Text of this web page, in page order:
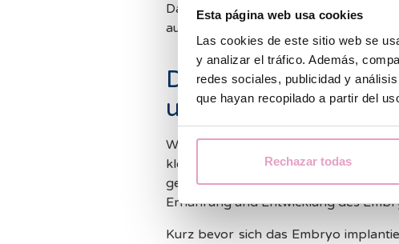
Esta página web usa cookies
Las cookies de este sitio web se
y analizar el tráfico. Además,
redes sociales, publicidad y
que hayan recopilado a partir del
Rechazar todas
Daher liefert uns die Epigenetik der
aus einer Eizellenspende geborene
Die Beziehung
und dem Embryo
Während der Anfangsphase der
kleine Ribonukleinsäure(RNS) -
gemeinsam mit anderen
Ernährung und Entwicklung des
Kurz bevor sich das Embryo